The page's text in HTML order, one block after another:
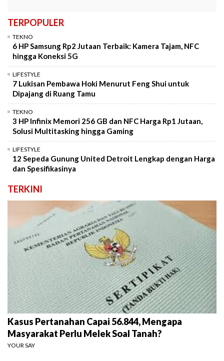
TERPOPULER
TEKNO
6 HP Samsung Rp2 Jutaan Terbaik: Kamera Tajam, NFC
hingga Koneksi 5G
LIFESTYLE
7 Lukisan Pembawa Hoki Menurut Feng Shui untuk
Dipajang di Ruang Tamu
TEKNO
3 HP Infinix Memori 256 GB dan NFC Harga Rp1 Jutaan,
Solusi Multitasking hingga Gaming
LIFESTYLE
12 Sepeda Gunung United Detroit Lengkap dengan Harga
dan Spesifikasinya
TERKINI
Kasus Pertanahan Capai 56.844, Mengapa
Masyarakat Perlu Melek Soal Tanah?
YOUR SAY